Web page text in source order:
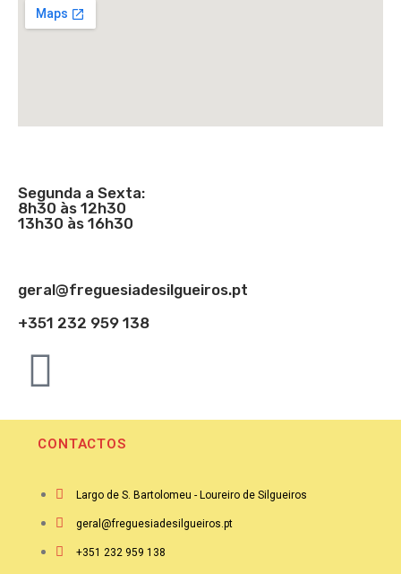
Segunda a Sexta:
8h30 às 12h30
13h30 às 16h30
geral@freguesiadesilgueiros.pt
+351 232 959 138
CONTACTOS
Largo de S. Bartolomeu - Loureiro de Silgueiros
geral@freguesiadesilgueiros.pt
+351 232 959 138